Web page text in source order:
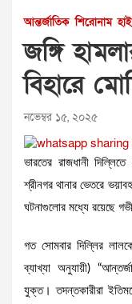
আন্তর্জাতিক শিরোনাম
জঙ্গি
বিহারে
নভেম্বর ১৫, ২০২৫
ভারতের রাজধানী
শ্রীনগর থানার ভেতরে
ঘটনাগুলোর মধ্যে রয়েছে
গত সোমবার দিল্লির
ব্যাখ্যা অনুযায়ী)
যুক্ত। তদন্তকারীরা